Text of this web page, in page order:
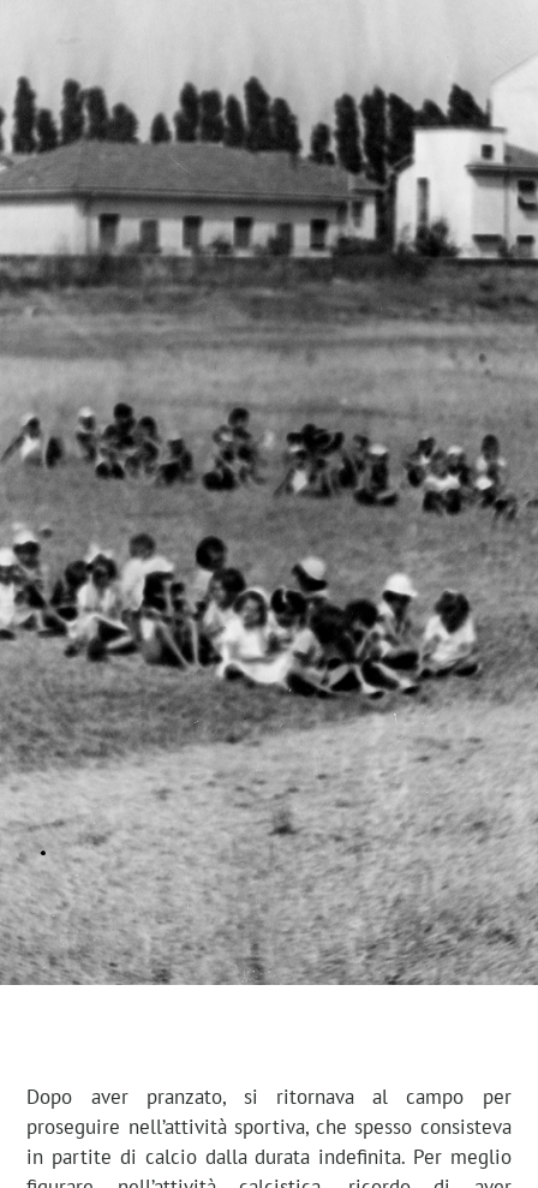
Dopo aver pranzato, si ritornava al campo per
proseguire nell’attività sportiva, che spesso consisteva
in partite di calcio dalla durata indefinita. Per meglio